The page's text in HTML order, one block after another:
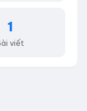
1
viết